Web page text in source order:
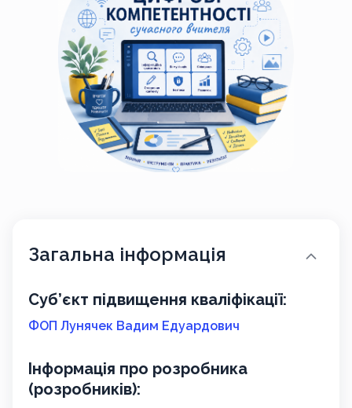
Загальна інформація
Суб’єкт підвищення кваліфікації:
ФОП Лунячек Вадим Едуардович
Інформація про розробника
(розробників):